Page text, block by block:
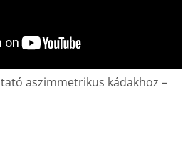
aszimmetrikus kádakhoz –